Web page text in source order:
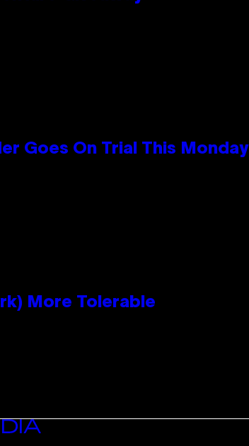
Goes On Trial This Monday
More Tolerable